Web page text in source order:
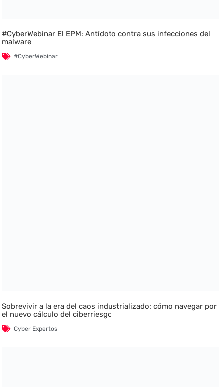
#CyberWebinar El EPM: Antídoto contra sus infecciones del
malware
#CyberWebinar
Sobrevivir a la era del caos industrializado: cómo navegar por
el nuevo cálculo del ciberriesgo
Cyber Expertos